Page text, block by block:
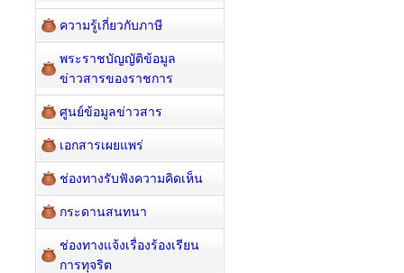
ความรู้เกี่ยวกับภาษี
พระราชบัญญัติข้อมูล
ข่าวสารของราชการ
ศูนย์ข้อมูลข่าวสาร
เอกสารเผยแพร่
ช่องทางรับฟังความคิดเห็น
กระดานสนทนา
ช่องทางแจ้งเรื่องร้องเรียน
การทุจริต